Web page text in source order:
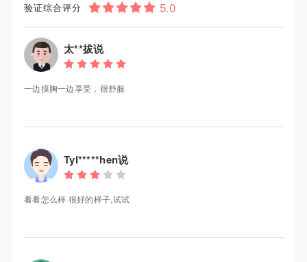
验证综合评分
太**拔说
一边摸胸一边享受，很舒服
Tyl*****hen说
看看怎么样 很好的样子,试试